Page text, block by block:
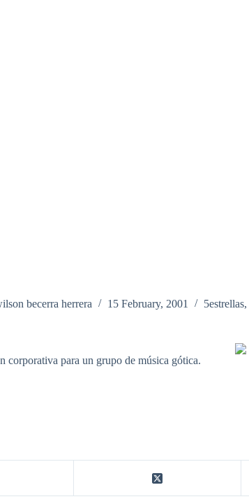
becerra herrera 15 February, 2001 5estrellas,
corporativa para un grupo de música gótica.